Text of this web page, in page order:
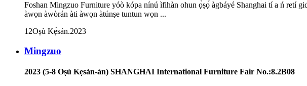
Foshan Mingzuo Furniture yóò kópa nínú ìfihàn ohun ọ̀ṣọ́ àgbáyé Shanghai tí a ń retí
àwọn àwòrán àti àwọn àtúnṣe tuntun wọn ...
12Oṣù Kẹ̀sán.2023
Mingzuo
2023 (5-8 Oṣù Kẹsàn-án) SHANGHAI International Furniture Fair No.:8.2B08